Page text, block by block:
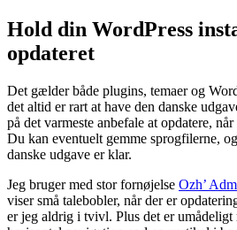
Hold din WordPress
opdateret
Det gælder både plugins, temaer og
det altid er rart at have den danske
på det varmeste anbefale at opdatere,
Du kan eventuelt gemme sprogfilerne,
danske udgave er klar.
Jeg bruger med stor fornøjelse Ozh’
viser små talebobler, når der er
er jeg aldrig i tvivl. Plus det er umådeligt